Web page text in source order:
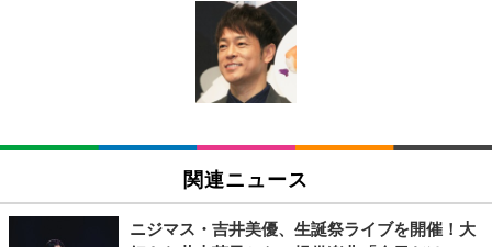
[EdoErgo] オフィスチェア 椅子 テレワーク 疲れな
い 跳ね上げ式アームレスト コンパクト 約105度ロッ
キング pc 事務椅子 360度回転 座面昇降 強化ナイロ
ン樹脂ベース 通気性メッシュ 在宅ワーク H-WY01
(黒網+黒枠+黒足)
SIHOO B100 オフィスチェア／デスクチェア メッシ
ュチェア 人間工学 疲れない ブラック
￥27,999
EIZO ビジネス向けプレミアムモニター | FlexScan
EV3240X-WT | 31.5型4K UHD・USB Type-C・ホワ
EIZO ビジネス向けプレミアムモニター | FlexScan
￥109,572
Amazonベーシック ペットシーツ 薄型 レギュラー 1
回使い捨て 無香料 ホワイト 300枚
Amazonベーシック ペットシーツ 厚型 ワイド 42枚
x2袋(84枚) ホワイト(吸収面:ライトブルー)
￥3,234
関連ニュース
ニジマス・吉井美優、生誕祭ライブを開催！大